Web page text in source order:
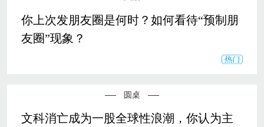
你上次发朋友圈是何时？如何看待“预制朋
友圈”现象？
圆桌
文科消亡成为一股全球性浪潮，你认为主